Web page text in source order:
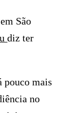
São
diz ter
pouco mais
no